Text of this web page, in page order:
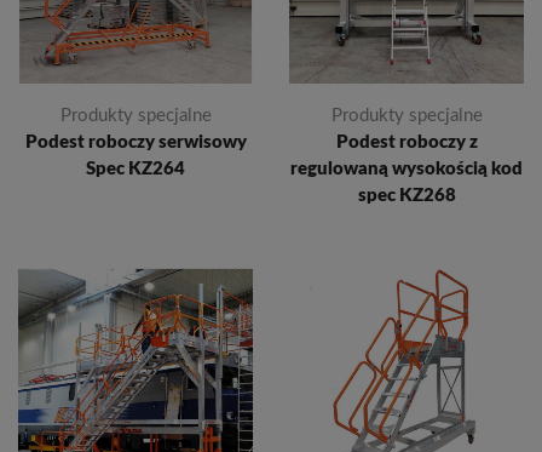
Produkty specjalne
Podest roboczy serwisowy
Spec KZ264
Produkty specjalne
Podest roboczy z
regulowaną wysokością kod
spec KZ268